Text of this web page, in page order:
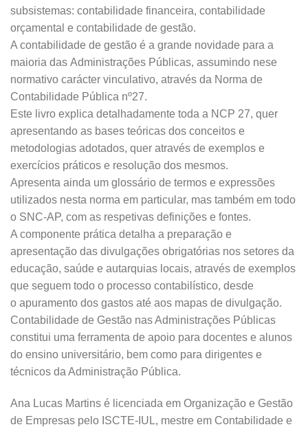
subsistemas: contabilidade financeira, contabilidade
orçamental e contabilidade de gestão.
A contabilidade de gestão é a grande novidade para a
maioria das Administrações Públicas, assumindo nese
normativo carácter vinculativo, através da Norma de
Contabilidade Pública nº27.
Este livro explica detalhadamente toda a NCP 27, quer
apresentando as bases teóricas dos conceitos e
metodologias adotados, quer através de exemplos e
exercícios práticos e resolução dos mesmos.
Apresenta ainda um glossário de termos e expressões
utilizados nesta norma em particular, mas também em todo
o SNC-AP, com as respetivas definições e fontes.
A componente prática detalha a preparação e
apresentação das divulgações obrigatórias nos setores da
educação, saúde e autarquias locais, através de exemplos
que seguem todo o processo contabilístico, desde
o apuramento dos gastos até aos mapas de divulgação.
Contabilidade de Gestão nas Administrações Públicas
constitui uma ferramenta de apoio para docentes e alunos
do ensino universitário, bem como para dirigentes e
técnicos da Administração Pública.
Ana Lucas Martins é licenciada em Organização e Gestão
de Empresas pelo ISCTE-IUL, mestre em Contabilidade e